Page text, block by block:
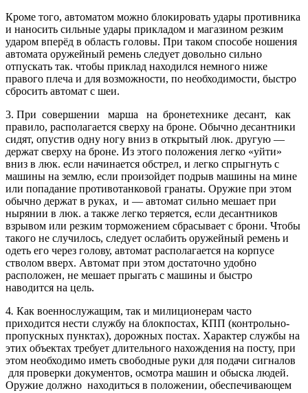
Кроме того, автоматом можно блокировать удары противника
и наносить сильные удары прикладом и магазином резким
ударом вперёд в область головы. При таком способе ношения
автомата оружейный ремень следует довольно сильно
отпускать так. чтобы приклад находился немного ниже
правого плеча и для возможности, по необходимости, быстро
сбросить автомат с шеи.
3. При совершении марша на бронетехнике десант, как
правило, располагается сверху на броне. Обычно десантники
сидят, опустив одну ногу вниз в открытый люк. другую —
держат сверху на броне. Из этого положения легко «уйти»
вниз в люк. если начинается обстрел, и легко спрыгнуть с
машины на землю, если произойдет подрыв машины на мине
или попадание противотанковой гранаты. Оружие при этом
обычно держат в руках, и — автомат сильно мешает при
нырянии в люк. а также легко теряется, если десантников
взрывом или резким торможением сбрасывает с брони. Чтобы
такого не случилось, следует ослабить оружейный ремень и
одеть его через голову, автомат располагается на корпусе
стволом вверх. Автомат при этом достаточно удобно
расположен, не мешает прыгать с машины и быстро
наводится на цель.
4. Как военнослужащим, так и милиционерам часто
приходится нести службу на блокпостах, КПП (контрольно-
пропускных пунктах), дорожных постах. Характер службы на
этих объектах требует длительного нахождения на посту, при
этом необходимо иметь свободные руки для подачи сигналов
для проверки документов, осмотра машин и обыска людей.
Оружие должно находиться в положении, обеспечивающем